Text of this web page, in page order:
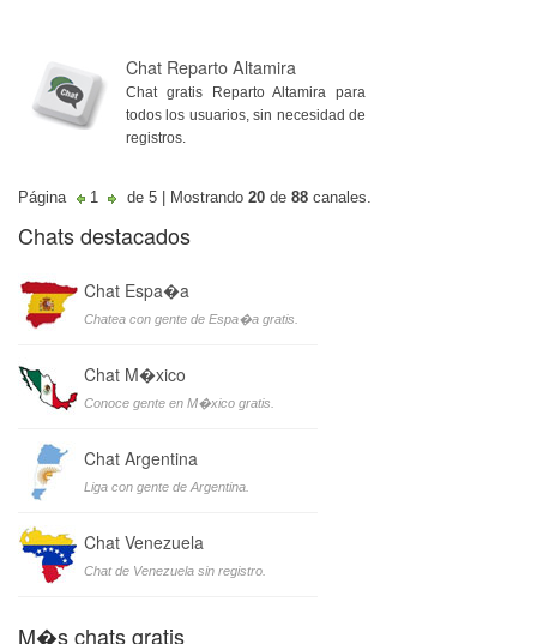
Chat Reparto Altamira
Chat gratis Reparto Altamira para
todos los usuarios, sin necesidad de
registros.
Página 1 de 5 | Mostrando 20 de 88 canales.
Chats destacados
Chat Espa�a
Chatea con gente de Espa�a gratis.
Chat M�xico
Conoce gente en M�xico gratis.
Chat Argentina
Liga con gente de Argentina.
Chat Venezuela
Chat de Venezuela sin registro.
M�s chats gratis